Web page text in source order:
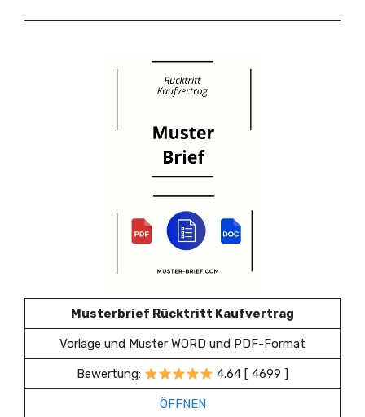
Musterbrief Rücktritt Kaufvertrag
Vorlage und Muster WORD und PDF-Format
Bewertung: 4.64 [ 4699 ]
ÖFFNEN